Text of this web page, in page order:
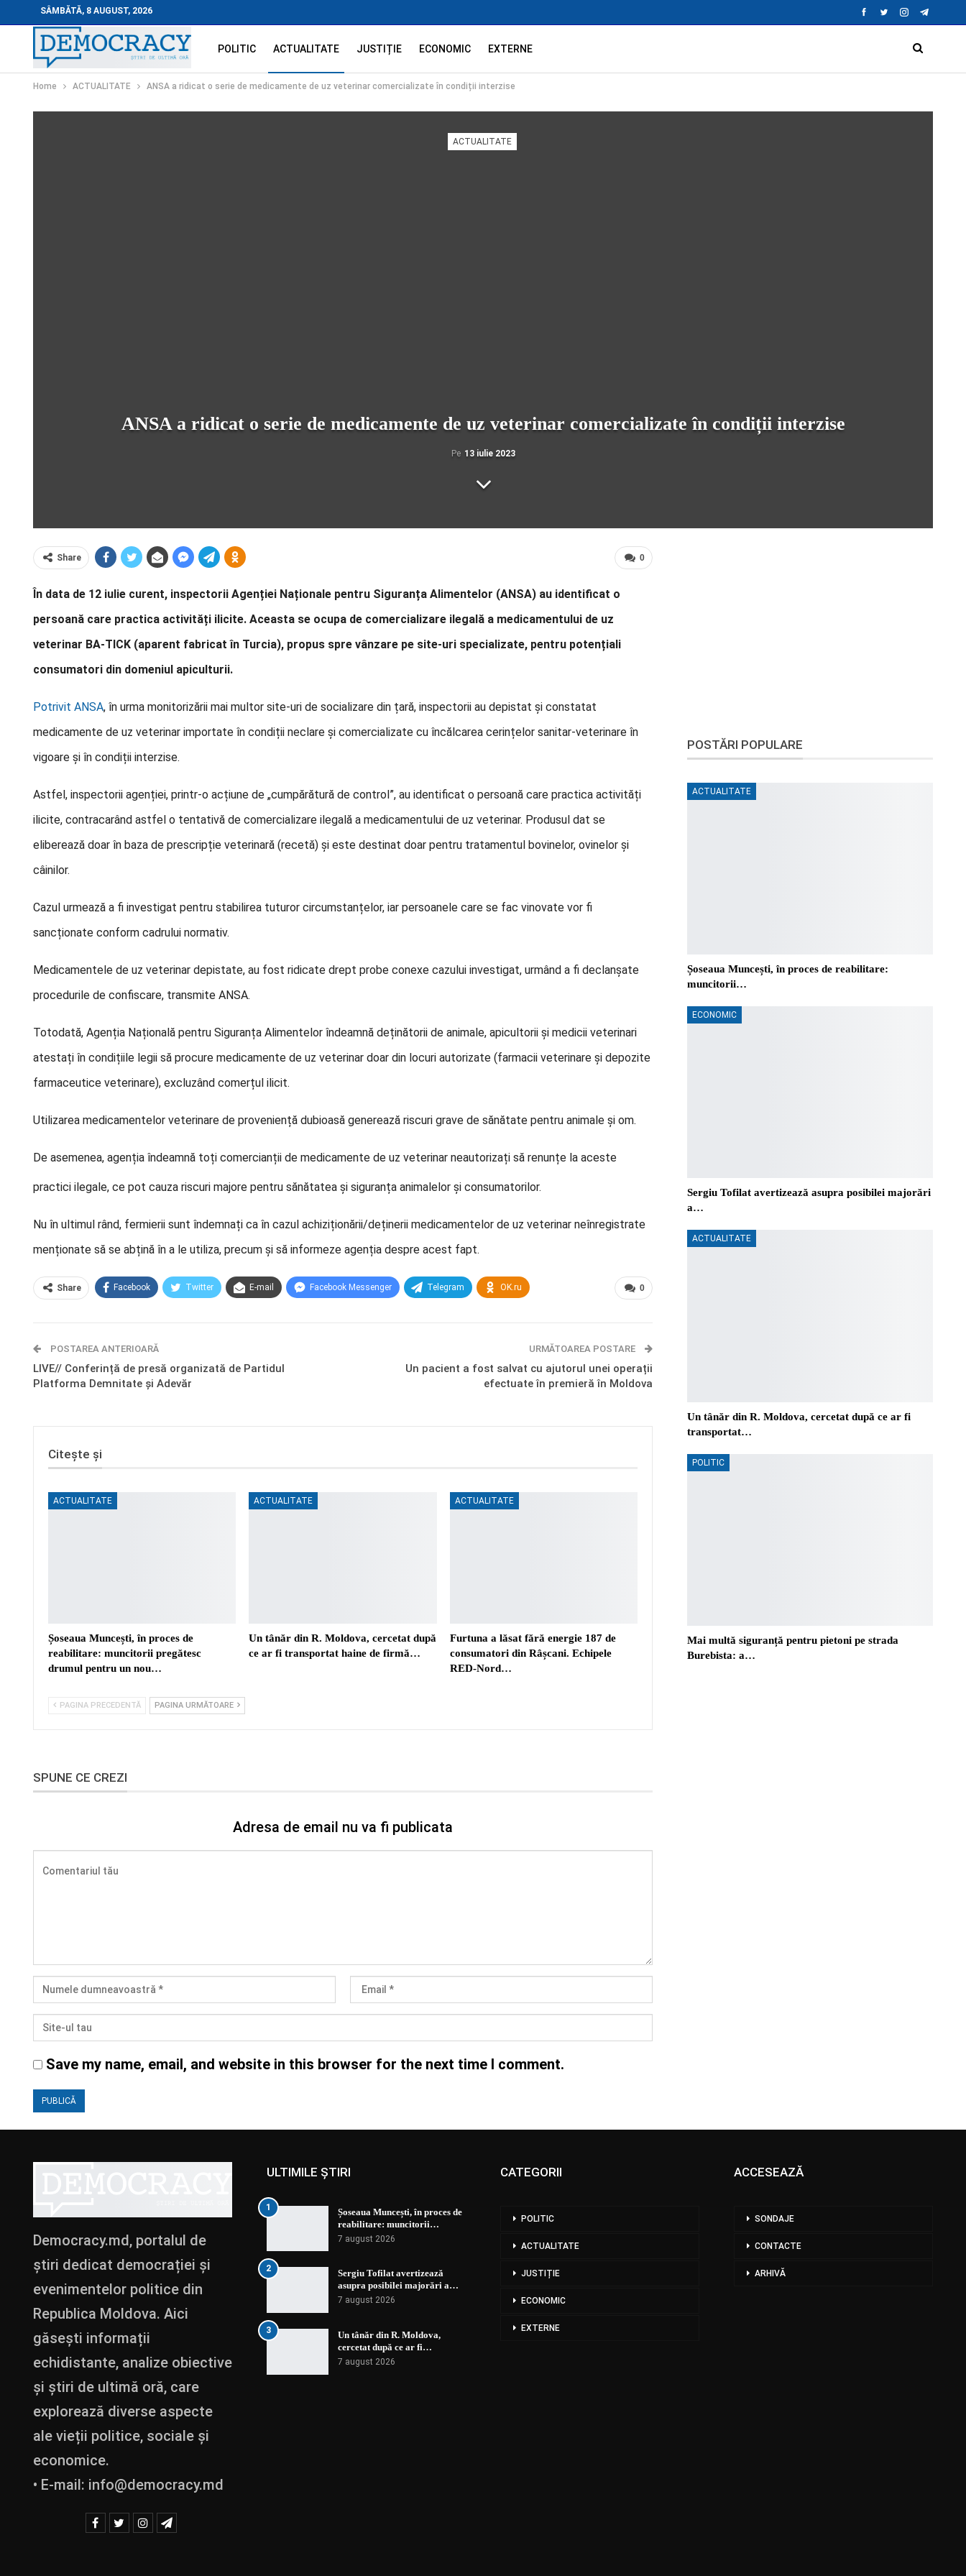
SÂMBĂTĂ, 8 AUGUST, 2026
POLITIC ACTUALITATE JUSTIȚIE ECONOMIC EXTERNE
Home ACTUALITATE ANSA a ridicat o serie de medicamente de uz veterinar comercializate în condiții interzise
ACTUALITATE
ANSA a ridicat o serie de medicamente de uz veterinar comercializate în condiții interzise
Pe 13 iulie 2023
0
Share
În data de 12 iulie curent, inspectorii Agenției Naționale pentru Siguranța Alimentelor (ANSA) au identificat o
persoană care practica activități ilicite. Aceasta se ocupa de comercializare ilegală a medicamentului de uz
veterinar BA-TICK (aparent fabricat în Turcia), propus spre vânzare pe site-uri specializate, pentru potențiali
consumatori din domeniul apiculturii.
Potrivit ANSA, în urma monitorizării mai multor site-uri de socializare din țară, inspectorii au depistat și constatat
medicamente de uz veterinar importate în condiții neclare și comercializate cu încălcarea cerințelor sanitar-veterinare în
vigoare și în condiții interzise.
Astfel, inspectorii agenției, printr-o acțiune de „cumpărătură de control”, au identificat o persoană care practica activități
ilicite, contracarând astfel o tentativă de comercializare ilegală a medicamentului de uz veterinar. Produsul dat se
eliberează doar în baza de prescripție veterinară (recetă) și este destinat doar pentru tratamentul bovinelor, ovinelor și
câinilor.
Cazul urmează a fi investigat pentru stabilirea tuturor circumstanțelor, iar persoanele care se fac vinovate vor fi
sancționate conform cadrului normativ.
Medicamentele de uz veterinar depistate, au fost ridicate drept probe conexe cazului investigat, urmând a fi declanșate
procedurile de confiscare, transmite ANSA.
Totodată, Agenția Națională pentru Siguranța Alimentelor îndeamnă deținătorii de animale, apicultorii și medicii veterinari
atestați în condițiile legii să procure medicamente de uz veterinar doar din locuri autorizate (farmacii veterinare și depozite
farmaceutice veterinare), excluzând comerțul ilicit.
Utilizarea medicamentelor veterinare de proveniență dubioasă generează riscuri grave de sănătate pentru animale și om.
De asemenea, agenția îndeamnă toți comercianții de medicamente de uz veterinar neautorizați să renunțe la aceste
practici ilegale, ce pot cauza riscuri majore pentru sănătatea și siguranța animalelor și consumatorilor.
Nu în ultimul rând, fermierii sunt îndemnați ca în cazul achiziționării/deținerii medicamentelor de uz veterinar neînregistrate
menționate să se abțină în a le utiliza, precum și să informeze agenția despre acest fapt.
0
Share Facebook Twitter E-mail Facebook Messenger Telegram OK.ru
POSTAREA ANTERIOARĂ
LIVE// Conferință de presă organizată de Partidul
Platforma Demnitate și Adevăr
URMĂTOAREA POSTARE
Un pacient a fost salvat cu ajutorul unei operații
efectuate în premieră în Moldova
Citește și
ACTUALITATE
Șoseaua Muncești, în proces de
reabilitare: muncitorii pregătesc
drumul pentru un nou…
ACTUALITATE
Un tânăr din R. Moldova, cercetat după
ce ar fi transportat haine de firmă…
ACTUALITATE
Furtuna a lăsat fără energie 187 de
consumatori din Râșcani. Echipele
RED-Nord…
PAGINA PRECEDENTĂ PAGINA URMĂTOARE
SPUNE CE CREZI
Adresa de email nu va fi publicata
Save my name, email, and website in this browser for the next time I comment.
POSTĂRI POPULARE
ACTUALITATE
Șoseaua Muncești, în proces de reabilitare:
muncitorii…
ECONOMIC
Sergiu Tofilat avertizează asupra posibilei majorări
a…
ACTUALITATE
Un tânăr din R. Moldova, cercetat după ce ar fi
transportat…
POLITIC
Mai multă siguranță pentru pietoni pe strada
Burebista: a…
Democracy.md, portalul de
știri dedicat democrației și
evenimentelor politice din
Republica Moldova. Aici
găsești informații
echidistante, analize obiective
și știri de ultimă oră, care
explorează diverse aspecte
ale vieții politice, sociale și
economice.
• E-mail: info@democracy.md
ULTIMILE ȘTIRI
1
Șoseaua Muncești, în proces de
reabilitare: muncitorii…
7 august 2026
2
Sergiu Tofilat avertizează
asupra posibilei majorări a…
7 august 2026
3
Un tânăr din R. Moldova,
cercetat după ce ar fi…
7 august 2026
CATEGORII
POLITIC
ACTUALITATE
JUSTIȚIE
ECONOMIC
EXTERNE
ACCESEAZĂ
SONDAJE
CONTACTE
ARHIVĂ